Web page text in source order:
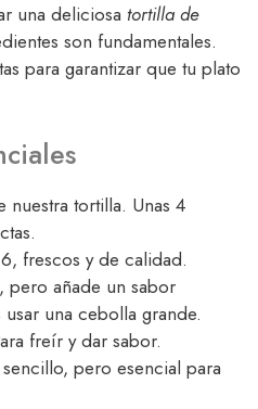
una deliciosa tortilla de
son fundamentales.
para garantizar que tu plato
nuestra tortilla. Unas 4
frescos y de calidad.
pero añade un sabor
una cebolla grande.
freír y dar sabor.
pero esencial para